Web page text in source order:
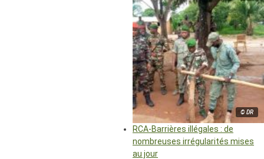
© DR
RCA-Barrières illégales : de
nombreuses irrégularités mises
au jour